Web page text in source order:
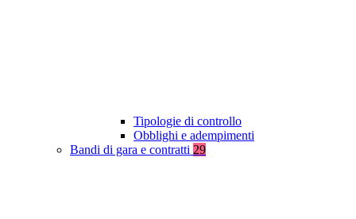
Tipologie di controllo
Obblighi e adempimenti
Bandi di gara e contratti 29